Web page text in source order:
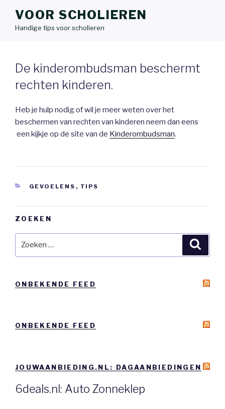
VOOR SCHOLIEREN
Handige tips voor scholieren
De kinderombudsman beschermt
rechten kinderen.
Heb je hulp nodig of wil je meer weten over het
beschermen van rechten van kinderen neem dan eens
een kijkje op de site van de Kinderombudsman.
CATEGORIEËN
GEVOELENS , TIPS
ZOEKEN
ONBEKENDE FEED
ONBEKENDE FEED
JOUWAANBIEDING.NL: DAGAANBIEDINGEN
6deals.nl: Auto Zonneklep